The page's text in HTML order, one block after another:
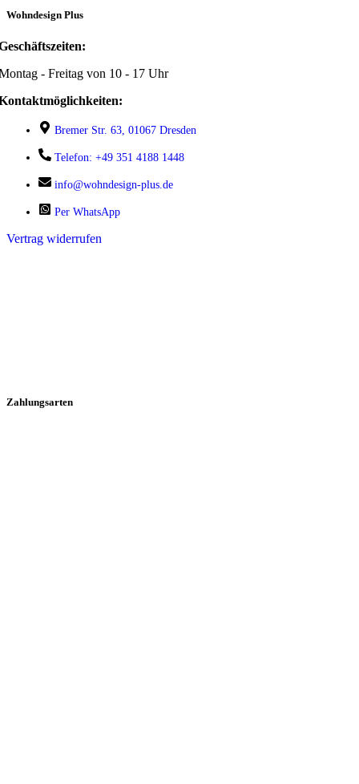
Wohndesign Plus
- Freitag von 10 - 17 Uhr
Bremer Str. 63, 01067 Dresden
Telefon: +49 351 4188 1448
info@wohndesign-plus.de
Per WhatsApp
Vertrag widerrufen
Zahlungsarten